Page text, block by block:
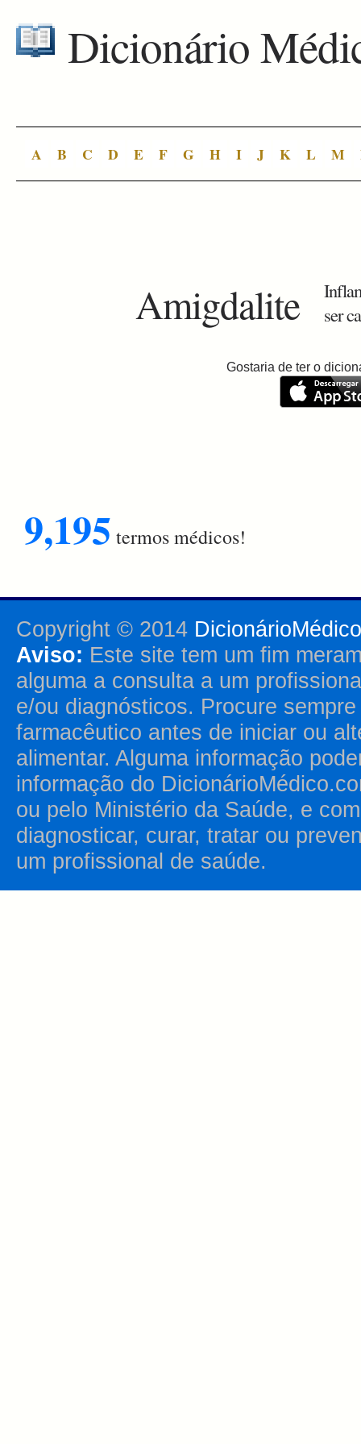
Dicionário
A B C D E F G H I J K L M
Amigdalite
ser
Gostaria de ter o
9,195 termos médicos!
Copyright © 2014
Aviso: Este site tem um fim
alguma a consulta a um
e/ou diagnósticos. Procure
farmacêutico antes de iniciar ou
alimentar. Alguma informação
informação do
ou pelo Ministério da Saúde, e
diagnosticar, curar, tratar ou
um profissional de saúde.